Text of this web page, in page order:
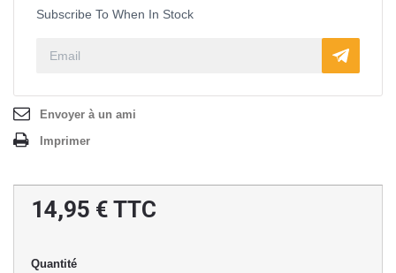
Subscribe To When In Stock
Envoyer à un ami
Imprimer
14,95 € TTC
Quantité